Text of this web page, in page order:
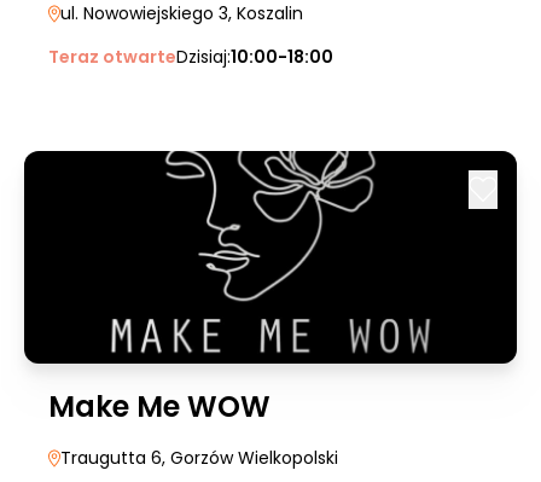
ul. Nowowiejskiego 3, Koszalin
Teraz otwarteDzisiaj:10:00-18:00
Make Me WOW
Traugutta 6, Gorzów Wielkopolski